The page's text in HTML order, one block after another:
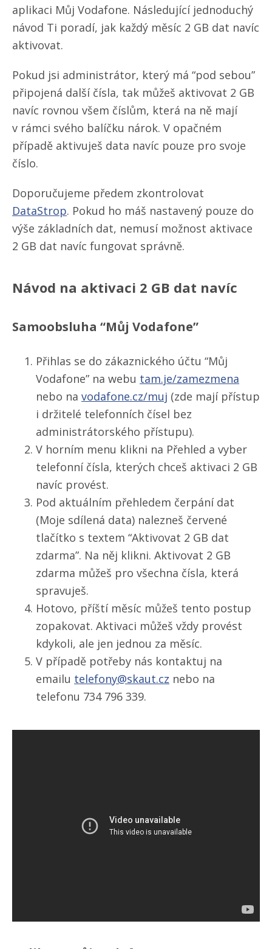
aplikaci Můj Vodafone. Následující jednoduchý
návod Ti poradí, jak každý měsíc 2 GB dat navíc
aktivovat.
Pokud jsi administrátor, který má “pod sebou”
připojená další čísla, tak můžeš aktivovat 2 GB
navíc rovnou všem číslům, která na ně mají
v rámci svého balíčku nárok. V opačném
případě aktivuješ data navíc pouze pro svoje
číslo.
Doporučujeme předem zkontrolovat
DataStrop. Pokud ho máš nastavený pouze do
výše základních dat, nemusí možnost aktivace
2 GB dat navíc fungovat správně.
Návod na aktivaci 2 GB dat navíc
Samoobsluha “Můj Vodafone”
Přihlas se do zákaznického účtu “Můj
Vodafone” na webu tam.je/​zamezmena
nebo na vodafone.cz/​muj (zde mají přístup
i držitelé telefonních čísel bez
administrátorského přístupu).
V horním menu klikni na Přehled a vyber
telefonní čísla, kterých chceš aktivaci 2 GB
navíc provést.
Pod aktuálním přehledem čerpání dat
(Moje sdílená data) nalezneš červené
tlačítko s textem “Aktivovat 2 GB dat
zdarma”. Na něj klikni. Aktivovat 2 GB
zdarma můžeš pro všechna čísla, která
spravuješ.
Hotovo, příští měsíc můžeš tento postup
zopakovat. Aktivaci můžeš vždy provést
kdykoli, ale jen jednou za měsíc.
V případě potřeby nás kontaktuj na
emailu telefony@skaut.cz nebo na
telefonu 734 796 339.